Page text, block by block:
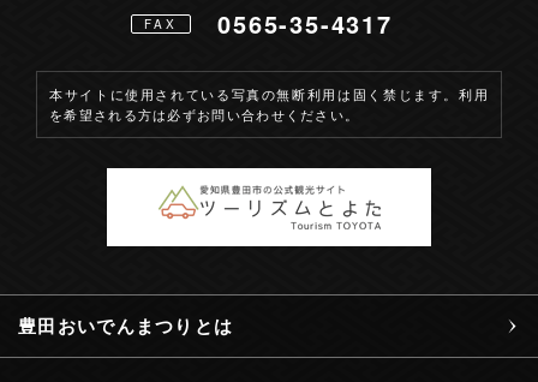
豊田おいでんまつりとは
FAX 0565-35-4317
本サイトに使用されている写真の無断利用は固く禁じます。利用
を希望される方は必ずお問い合わせください。